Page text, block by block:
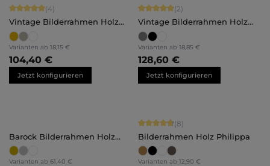
Durchschnittliche Bewertung von 5 von 5 Sternen
(4)
Vintage Bilderrahmen Holz
Lysann
Varianten ab 18,15 €
104,40 €
Jetzt konfigurieren
Durchschnittliche Bewertung von 5
(2)
Vintage Bilderrahmen Holz
Insa
Varianten ab 18,85 €
128,60 €
Jetzt konfigurieren
Barock Bilderrahmen Holz
Victoria
Varianten ab 61,40 €
Durchschnittliche Bewertung von
(8)
Bilderrahmen Holz Philippa
Varianten ab 12,90 €